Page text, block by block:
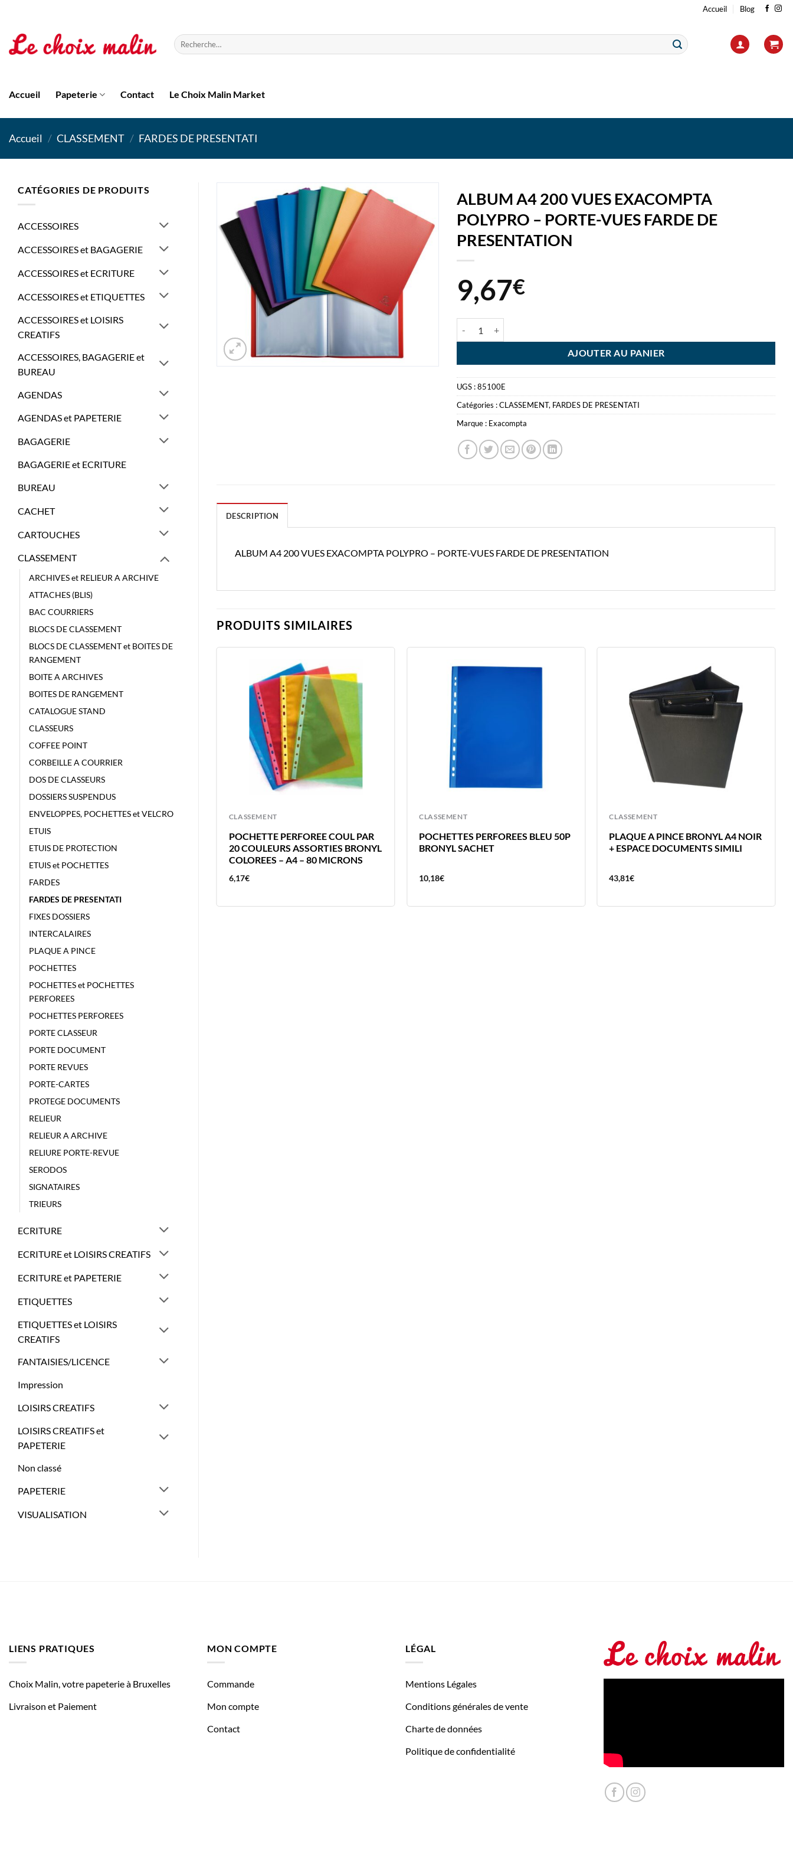
contenu
Accueil Blog
Recherche
pour :
Accueil Papeterie Contact Le Choix Malin Market
Accueil / CLASSEMENT / FARDES DE PRESENTATI
CATÉGORIES DE PRODUITS
ACCESSOIRES
ACCESSOIRES et BAGAGERIE
ACCESSOIRES et ECRITURE
ACCESSOIRES et ETIQUETTES
ACCESSOIRES et LOISIRS
CREATIFS
ACCESSOIRES, BAGAGERIE et
BUREAU
AGENDAS
AGENDAS et PAPETERIE
BAGAGERIE
BAGAGERIE et ECRITURE
BUREAU
CACHET
CARTOUCHES
CLASSEMENT
ARCHIVES et RELIEUR A ARCHIVE
ATTACHES (BLIS)
BAC COURRIERS
BLOCS DE CLASSEMENT
BLOCS DE CLASSEMENT et BOITES DE
RANGEMENT
BOITE A ARCHIVES
BOITES DE RANGEMENT
CATALOGUE STAND
CLASSEURS
COFFEE POINT
CORBEILLE A COURRIER
DOS DE CLASSEURS
DOSSIERS SUSPENDUS
ENVELOPPES, POCHETTES et VELCRO
ETUIS
ETUIS DE PROTECTION
ETUIS et POCHETTES
FARDES
FARDES DE PRESENTATI
FIXES DOSSIERS
INTERCALAIRES
PLAQUE A PINCE
POCHETTES
POCHETTES et POCHETTES
PERFOREES
POCHETTES PERFOREES
PORTE CLASSEUR
PORTE DOCUMENT
PORTE REVUES
PORTE-CARTES
PROTEGE DOCUMENTS
RELIEUR
RELIEUR A ARCHIVE
RELIURE PORTE-REVUE
SERODOS
SIGNATAIRES
TRIEURS
ECRITURE
ECRITURE et LOISIRS CREATIFS
ECRITURE et PAPETERIE
ETIQUETTES
ETIQUETTES et LOISIRS
CREATIFS
FANTAISIES/LICENCE
Impression
LOISIRS CREATIFS
LOISIRS CREATIFS et
PAPETERIE
Non classé
PAPETERIE
VISUALISATION
ALBUM A4 200 VUES EXACOMPTA
POLYPRO – PORTE-VUES FARDE DE
PRESENTATION
9,67€
AJOUTER AU PANIER
UGS :85100E
Catégories :CLASSEMENT, FARDES DE PRESENTATI
Marque : Exacompta
DESCRIPTION
ALBUM A4 200 VUES EXACOMPTA POLYPRO – PORTE-VUES FARDE DE PRESENTATION
PRODUITS SIMILAIRES
CLASSEMENT
POCHETTE PERFOREE COUL PAR
20 COULEURS ASSORTIES BRONYL
COLOREES – A4 – 80 MICRONS
6,17€
CLASSEMENT
POCHETTES PERFOREES BLEU 50P
BRONYL SACHET
10,18€
CLASSEMENT
PLAQUE A PINCE BRONYL A4 NOIR
+ ESPACE DOCUMENTS SIMILI
43,81€
CLASSEMENT
INTERCALAIRE CARTON SLT 6P A4
ESSELTE – 6 POSITIONS
1,14€
LIENS PRATIQUES
Choix Malin, votre papeterie à Bruxelles
Livraison et Paiement
MON COMPTE
Commande
Mon compte
Contact
LÉGAL
Mentions Légales
Conditions générales de vente
Charte de données
Politique de confidentialité